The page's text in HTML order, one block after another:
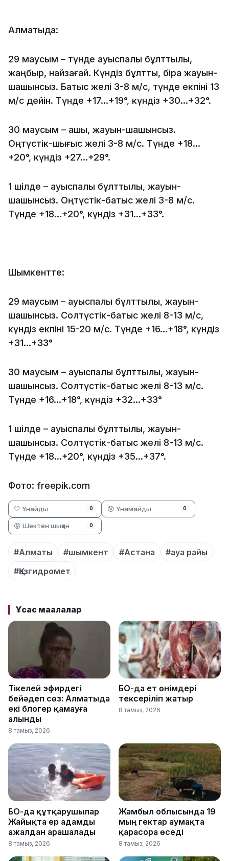
Алматыда:
29 маусым – түнде ауыспалы бұлттылық,
жаңбыр, найзағай. Күндіз бұлтты, бірақ жауын-
шашынсыз. Батыс желі 3-8 м/с, түнде екпіні 13
м/с дейін. Түнде +17…+19°, күндіз +30…+32°.
30 маусым – ашық, жауын-шашынсыз.
Оңтүстік-шығыс желі 3-8 м/с. Түнде +18…
+20°, күндіз +27…+29°.
1 шілде – ауыспалы бұлттылық, жауын-
шашынсыз. Оңтүстік-батыс желі 3-8 м/с.
Түнде +18…+20°, күндіз +31…+33°.
Шымкентте:
29 маусым – ауыспалы бұлттылық, жауын-
шашынсыз. Солтүстік-батыс желі 8-13 м/с,
күндіз екпіні 15-20 м/с. Түнде +16…+18°, күндіз
+31…+33°
30 маусым – ауыспалы бұлттылық, жауын-
шашынсыз. Солтүстік-батыс желі 8-13 м/с.
Түнде +16…+18°, күндіз +32…+33°
1 шілде – ауыспалы бұлттылық, жауын-
шашынсыз. Солтүстік-батыс желі 8-13 м/с.
Түнде +18…+20°, күндіз +35…+37°.
Фото: freepik.com
🤍 Ұнайды 0 😞 Ұнамайды 0
😡 Шектен шыққан 0
#Алматы #шымкент #Астана
#ауа райы
#Қазгидромет
Ұқсас мақалалар
Тікелей эфирдегі
бейәдеп сөз: Алматыда
екі блогер қамауға
алынды
8 тамыз, 2026
БҚО-да ет өнімдері
тексеріліп жатыр
8 тамыз, 2026
БҚО-да құтқарушылар
Жайықта ер адамды
ажалдан арашалады
8 тамыз, 2026
Жамбыл облысында 19
мың гектар аумақта
қарасора өседі
8 тамыз, 2026